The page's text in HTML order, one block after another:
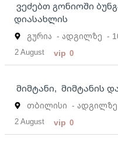
ვეძებთ გონიოში
დიასახლის
გურია - ადგილზე -
2 August vip 0
მიმტანი, მიმტანის
თბილისი - ადგილზე
2 August vip 0